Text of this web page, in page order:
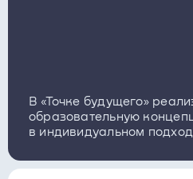
В «Точке будущего»
образовательную
в индивидуальном